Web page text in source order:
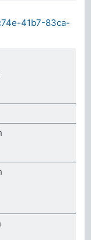
41b7-83ca-